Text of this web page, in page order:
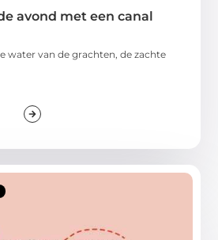
avond met een canal
water van de grachten, de zachte